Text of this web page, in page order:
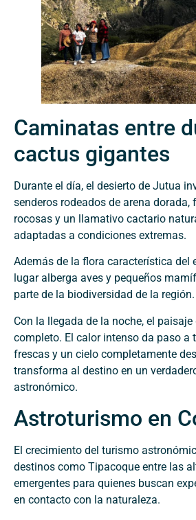
Caminatas entre
cactus gigantes
Durante el día, el desierto de Jutua
senderos rodeados de arena dorada,
rocosas y un llamativo cactario
adaptadas a condiciones extremas.
Además de la flora característica del
lugar alberga aves y pequeños
parte de la biodiversidad de la región.
Con la llegada de la noche, el
completo. El calor intenso da paso a
frescas y un cielo completamente
transforma al destino en un
astronómico.
Astroturismo en
El crecimiento del turismo
destinos como Tipacoque entre las
emergentes para quienes buscan
en contacto con la naturaleza.